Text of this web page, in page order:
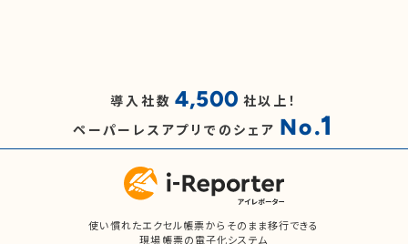
導入社数 4,500 社以上！
ペーパーレスアプリでのシェア No.1
使い慣れたエクセル帳票からそのまま移行できる
現場帳票の電子化システム